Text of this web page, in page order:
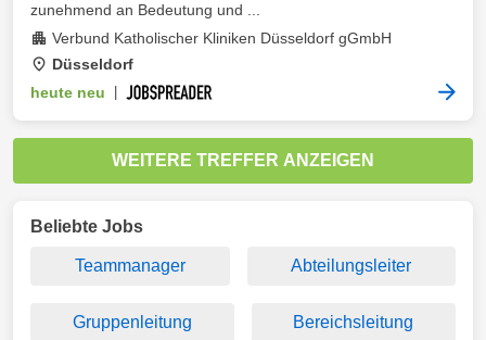
zunehmend an Bedeutung und ...
Verbund Katholischer Kliniken Düsseldorf gGmbH
Düsseldorf
heute neu
WEITERE TREFFER ANZEIGEN
Beliebte Jobs
Teammanager Abteilungsleiter
Gruppenleitung Bereichsleitung